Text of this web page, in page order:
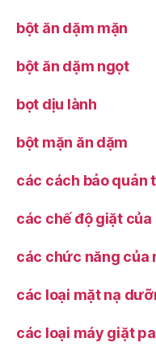
bột ăn dặm mặn
bột ăn dặm ngọt
bọt dịu lành
bột mặn ăn dặm
các cách bảo quản
các chế độ giặt
các chức năng của
các loại mặt nạ
các loại máy giặt